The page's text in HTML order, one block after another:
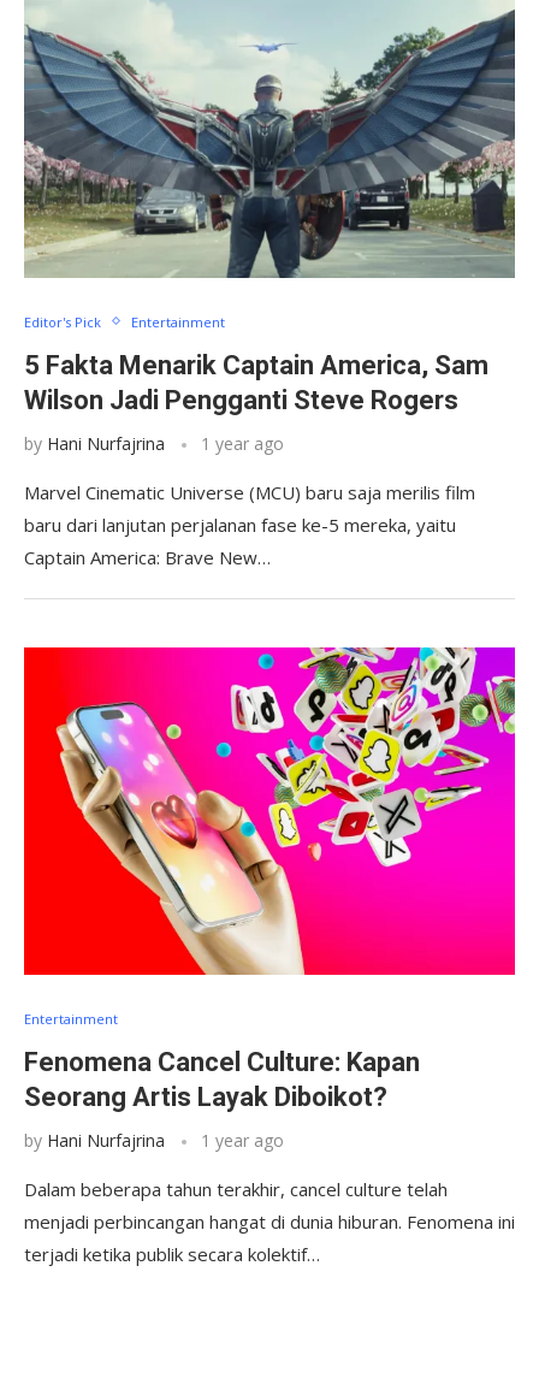
Editor's Pick Entertainment
5 Fakta Menarik Captain America, Sam
Wilson Jadi Pengganti Steve Rogers
by Hani Nurfajrina 1 year ago
Marvel Cinematic Universe (MCU) baru saja merilis film
baru dari lanjutan perjalanan fase ke-5 mereka, yaitu
Captain America: Brave New…
Entertainment
Fenomena Cancel Culture: Kapan
Seorang Artis Layak Diboikot?
by Hani Nurfajrina 1 year ago
Dalam beberapa tahun terakhir, cancel culture telah
menjadi perbincangan hangat di dunia hiburan. Fenomena ini
terjadi ketika publik secara kolektif…